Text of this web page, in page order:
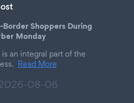
Shoppers During
Monday
an integral part of the
Read More
08-06